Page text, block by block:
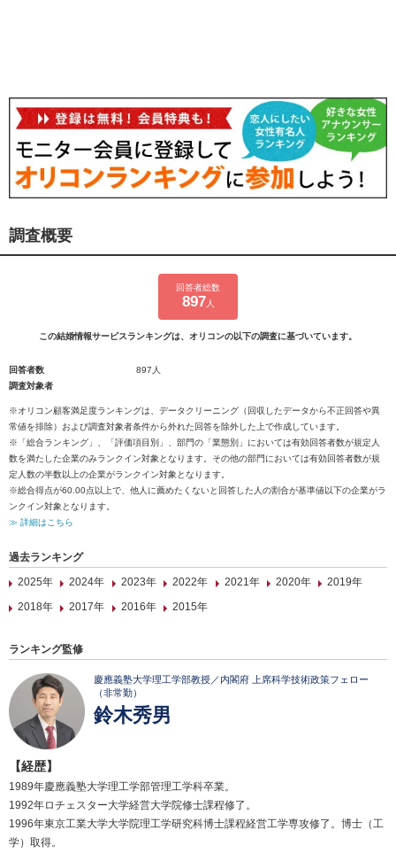
調査概要
回答者総数
897 人
この結婚情報サービスランキングは、オリコンの以下の調査に基づいています。
回答者数
897人
調査対象者
※オリコン顧客満足度ランキングは、データクリーニング（回収したデータから不正回答や異
常値を排除）および調査対象者条件から外れた回答を除外した上で作成しています。
※「総合ランキング」、「評価項目別」、部門の「業態別」においては有効回答者数が規定人
数を満たした企業のみランクイン対象となります。その他の部門においては有効回答者数が規
定人数の半数以上の企業がランクイン対象となります。
※総合得点が60.00点以上で、他人に薦めたくないと回答した人の割合が基準値以下の企業がラ
ンクイン対象となります。
≫ 詳細はこちら
過去ランキング
2025年
2024年 2023年 2022年 2021年 2020年
2019年
2018年
2017年 2016年 2015年
ランキング監修
慶應義塾大学理工学部教授／内閣府 上席科学技術政策フェロー
（非常勤）
鈴木秀男
【経歴】
1989年慶應義塾大学理工学部管理工学科卒業。
1992年ロチェスター大学経営大学院修士課程修了。
1996年東京工業大学大学院理工学研究科博士課程経営工学専攻修了。博士（工
学）取得。